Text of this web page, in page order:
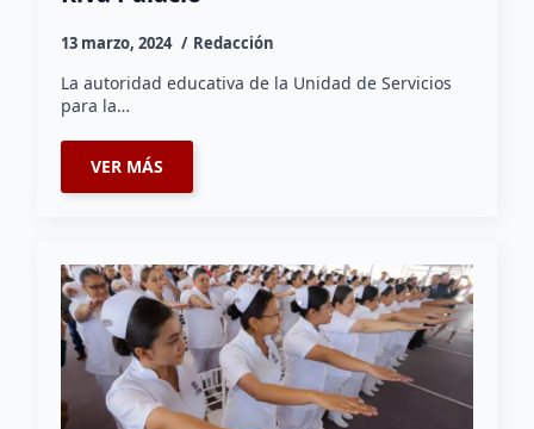
13 marzo, 2024 Redacción
La autoridad educativa de la Unidad de Servicios
para la…
VER MÁS